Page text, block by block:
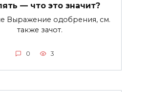
— что это значит?
Выражение одобрения, см.
также зачот.
0 3